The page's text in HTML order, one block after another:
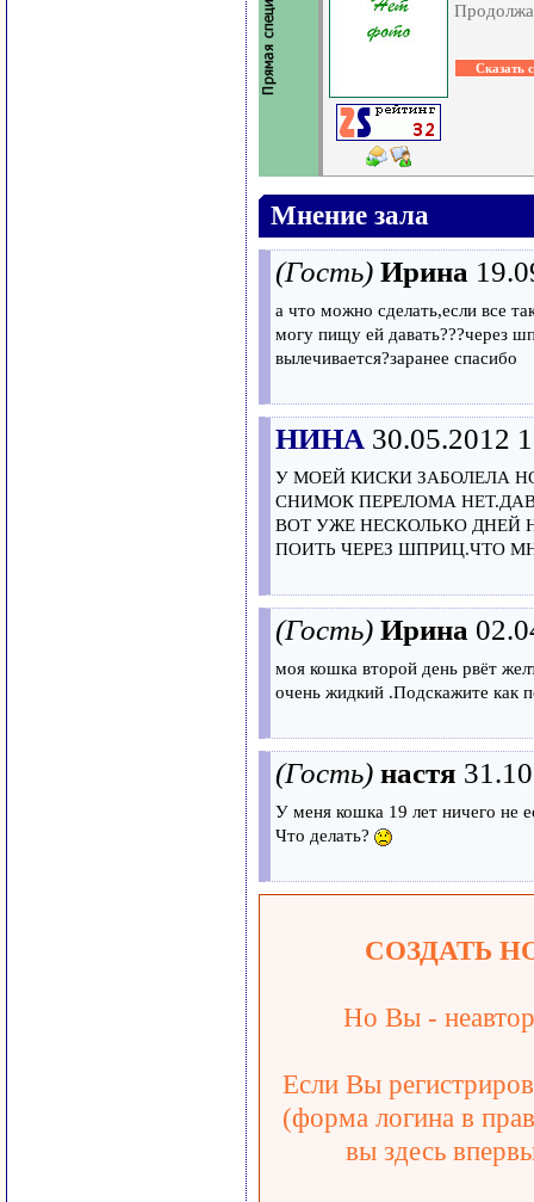
Мнение зала
(Гость) Ирина
а что можно сделать,если все
могу пищу ей давать???через
вылечивается?заранее спасибо
НИНА 30.05.2012
У МОЕЙ КИСКИ ЗАБОЛЕЛА
СНИМОК ПЕРЕЛОМА
ВОТ УЖЕ НЕСКОЛЬКО ДНЕЙ
ПОИТЬ ЧЕРЕЗ ШПРИЦ.ЧТО
(Гость) Ирина
моя кошка второй день рвёт
очень жидкий .Подскажите как
(Гость) настя
У меня кошка 19 лет ничего не
Что делать?
СОЗДАТЬ
Но Вы -
Если Вы
(форма логина в
вы здесь